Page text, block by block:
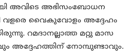
അവിടെ അഭിസംബോധന
വളരെ വൈകുവോളം അദ്ദേഹം
റമദാനല്ലാത്ത മറ്റു മാസ
അദ്ദേഹത്തിന് നോമ്പുണ്ടാവും.